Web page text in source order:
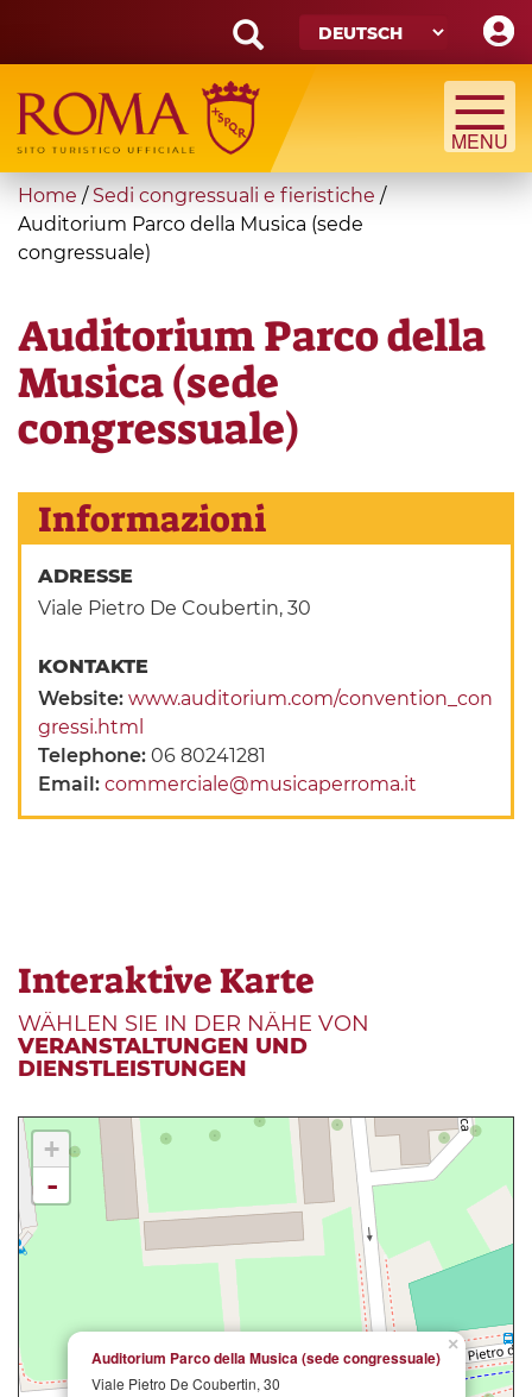
main
content
Search
form
Suche
You
are
here
Home / Sedi congressuali e fieristiche /
Auditorium Parco della Musica (sede
congressuale)
Auditorium Parco della
Musica (sede
congressuale)
Informazioni
ADRESSE
Viale Pietro De Coubertin, 30
KONTAKTE
Website:www.auditorium.com/convention_con
gressi.html
Telephone:06 80241281
Email:commerciale@musicaperroma.it
Interaktive Karte
WÄHLEN SIE IN DER NÄHE VON
VERANSTALTUNGEN UND
DIENSTLEISTUNGEN
×
Auditorium Parco della Musica (sede congressuale)
Viale Pietro De Coubertin, 30
+
-